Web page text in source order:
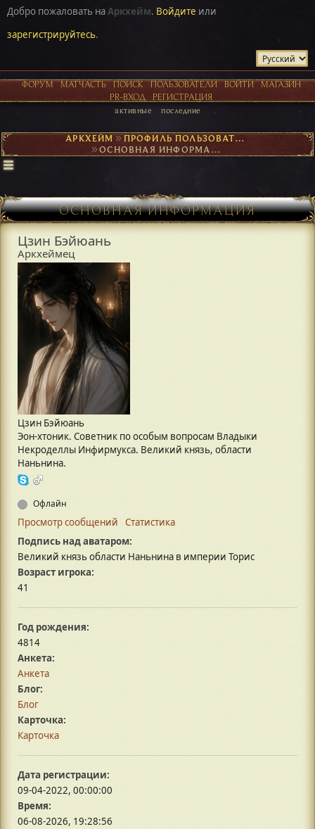
Добро пожаловать наАркхейм. Войдите или
зарегистрируйтесь.
ФОРУМ МАТЧАСТЬ ПОИСК ПОЛЬЗОВАТЕЛИ ВОЙТИ
МАГАЗИН
PR-ВХОД
РЕГИСТРАЦИЯ
активные последние
АРКХЕЙМ► ПРОФИЛЬ ПОЛЬЗОВАТЕЛЯ ЦЗИН БЭЙЮАНЬ
► ОСНОВНАЯ ИНФОРМАЦИЯ
ОСНОВНАЯ ИНФОРМАЦИЯ
Цзин Бэйюань
Аркхеймец
Цзин Бэйюань
Эон-хтоник. Советник по особым вопросам Владыки
Некроделлы Инфирмукса. Великий князь, области
Наньнина.
Офлайн
Просмотр сообщений
Статистика
Подпись над аватаром:
Великий князь области Наньнина в империи Торис
Возраст игрока:
41
Год рождения:
4814
Анкета:
Анкета
Блог:
Блог
Карточка:
Карточка
Дата регистрации:
09-04-2022, 00:00:00
Время:
06-08-2026, 19:28:56